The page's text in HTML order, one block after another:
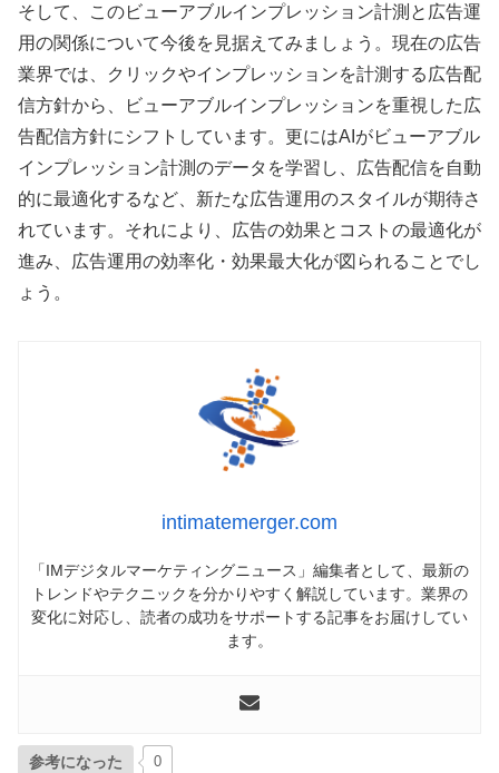
そして、このビューアブルインプレッション計測と広告運
用の関係について今後を見据えてみましょう。現在の広告
業界では、クリックやインプレッションを計測する広告配
信方針から、ビューアブルインプレッションを重視した広
告配信方針にシフトしています。更にはAIがビューアブル
インプレッション計測のデータを学習し、広告配信を自動
的に最適化するなど、新たな広告運用のスタイルが期待さ
れています。それにより、広告の効果とコストの最適化が
進み、広告運用の効率化・効果最大化が図られることでし
ょう。
intimatemerger.com
「IMデジタルマーケティングニュース」編集者として、最新の
トレンドやテクニックを分かりやすく解説しています。業界の
変化に対応し、読者の成功をサポートする記事をお届けしてい
ます。
参考になった 0